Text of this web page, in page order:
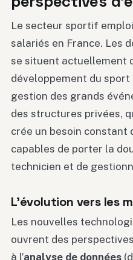
Le secteur sportif
salariés en France. Les
se situent actuellement
développement du
gestion des grands
des structures privées,
crée un besoin
capables de porter la
technicien et de
L’évolution vers les
Les nouvelles
ouvrent des
à l’analyse de données